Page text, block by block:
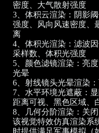
密度、大气散射强度
3、体积云渲染：阴影
强度、风向风速密度、
离
4、体积光渲染：滤波
采样数、体积光强度
5、颜色滤镜渲染：亮
光晕
6、射线镜头光晕渲染
7、水平环境光遮蔽：
距离可视、黑色区域、
8、几何分阶渲染：关
该视觉特效仿真渲染系